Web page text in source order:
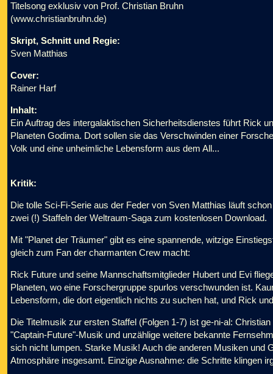
Titelsong exklusiv von Prof. Christian Bruhn
(www.christianbruhn.de)
Skript, Schnitt und Regie:
Sven Matthias
Cover:
Rainer Harf
Inhalt:
Ein Auftrag des intergalaktischen Sicherheitsdienstes führt Rick
Planeten Godima. Dort sollen sie das Verschwinden einer
Volk und eine unheimliche Lebensform aus dem All...
Kritik:
Die tolle Sci-Fi-Serie aus der Feder von Sven Matthias läuft
zwei (!) Staffeln der Weltraum-Saga zum kostenlosen Download.
Mit "Planet der Träumer" gibt es eine spannende, witzige
gleich zum Fan der charmanten Crew macht:
Rick Future und seine Mannschaftsmitglieder Hubert und Evi
Planeten, wo eine Forschergruppe spurlos verschwunden ist.
Lebensform, die dort eigentlich nichts zu suchen hat, und Rick
Die Titelmusik zur ersten Staffel (Folgen 1-7) ist ge-ni-al:
"Captain-Future"-Musik und unzählige weitere bekannte
sich nicht lumpen. Starke Musik! Auch die anderen Musiken und
Atmosphäre insgesamt. Einzige Ausnahme: die Schritte klingen